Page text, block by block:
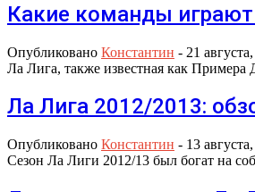
Какие команды
Опубликовано Константин - 21
Ла Лига, также известная как
Ла Лига 2012/2013:
Опубликовано Константин - 13
Сезон Ла Лиги 2012/13 был богат на